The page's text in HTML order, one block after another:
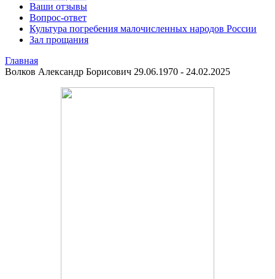
Ваши отзывы
Вопрос-ответ
Культура погребения малочисленных народов России
Зал прощания
Главная
Волков Александр Борисович 29.06.1970 - 24.02.2025